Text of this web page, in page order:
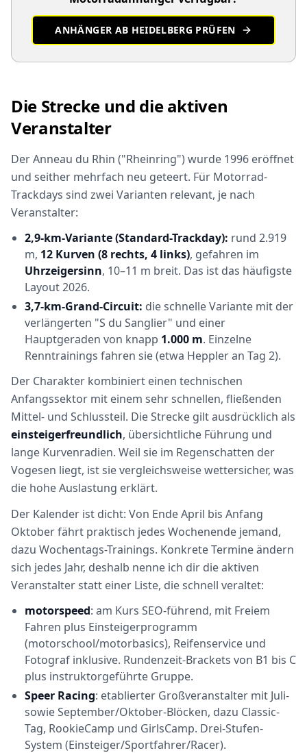
ANHÄNGER AB HEIDELBERG PRÜFEN
Die Strecke und die aktiven
Veranstalter
Der Anneau du Rhin ("Rheinring") wurde 1996 eröffnet
und seither mehrfach neu geteert. Für Motorrad-
Trackdays sind zwei Varianten relevant, je nach
Veranstalter:
2,9-km-Variante (Standard-Trackday): rund 2.919
m, 12 Kurven (8 rechts, 4 links), gefahren im
Uhrzeigersinn, 10–11 m breit. Das ist das häufigste
Layout 2026.
3,7-km-Grand-Circuit: die schnelle Variante mit der
verlängerten "S du Sanglier" und einer
Hauptgeraden von knapp 1.000 m. Einzelne
Renntrainings fahren sie (etwa Heppler an Tag 2).
Der Charakter kombiniert einen technischen
Anfangssektor mit einem sehr schnellen, fließenden
Mittel- und Schlussteil. Die Strecke gilt ausdrücklich als
einsteigerfreundlich, übersichtliche Führung und
lange Kurvenradien. Weil sie im Regenschatten der
Vogesen liegt, ist sie vergleichsweise wettersicher, was
die hohe Auslastung erklärt.
Der Kalender ist dicht: Von Ende April bis Anfang
Oktober fährt praktisch jedes Wochenende jemand,
dazu Wochentags-Trainings. Konkrete Termine ändern
sich jedes Jahr, deshalb nenne ich dir die aktiven
Veranstalter statt einer Liste, die schnell veraltet:
motorspeed: am Kurs SEO-führend, mit Freiem
Fahren plus Einsteigerprogramm
(motorschool/motorbasics), Reifenservice und
Fotograf inklusive. Rundenzeit-Brackets von B1 bis C
plus instruktorgeführte Gruppe.
Speer Racing: etablierter Großveranstalter mit Juli-
sowie September/Oktober-Blöcken, dazu Classic-
Tag, RookieCamp und GirlsCamp. Drei-Stufen-
System (Einsteiger/Sportfahrer/Racer).